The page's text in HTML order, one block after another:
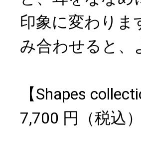
印象に変わりま
み合わせると、
【Shapes
7,700 円（税込）